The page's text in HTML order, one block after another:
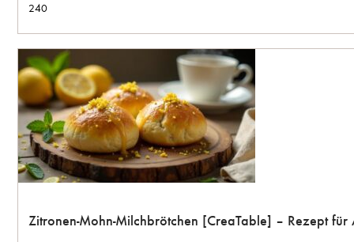
240
Zitronen-Mohn-Milchbrötchen [CreaTable] – Rezept